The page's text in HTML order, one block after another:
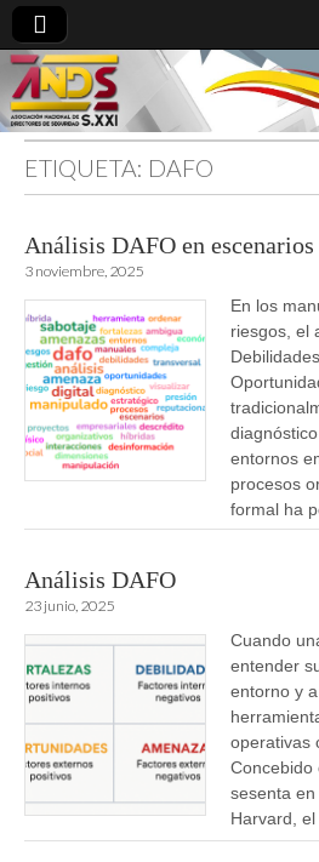
directoresdeseguridad.es
ETIQUETA: DAFO
Análisis DAFO en
3 noviembre, 2025
En los
riesgos, el
entornos
procesos
formal ha
Análisis DAFO
23 junio, 2025
Cuando
entender
entorno y
operativas
Concebido
sesenta
Harvard,